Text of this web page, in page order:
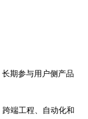
期参与用户侧产品
端工程、自动化和